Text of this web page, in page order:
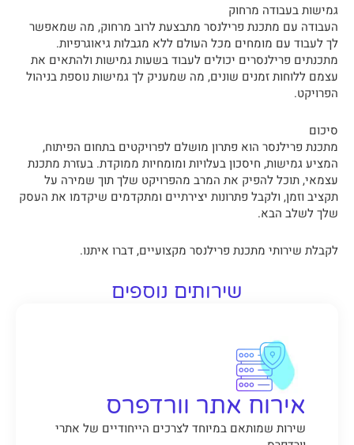
גמישות בעבודה מרחוק
העבודה עם מתכנת פרילנסר מתבצעת לרוב מרחוק, מה שמאפשר
לך לעבוד עם מומחים מכל העולם ללא מגבלות גיאוגרפיות.
מתכנתים פרילנסרים יכולים לעבוד בשעות גמישות ולהתאים את
עצמם ללוחות זמנים שונים, מה שמעניק לך גמישות נוספת בניהול
הפרויקט.
סיכום
מתכנת פרילנסר הוא פתרון מושלם לפרויקטים בתחום הפיתוח,
המציע גמישות, חיסכון בעלויות ומומחיות ממוקדת. בעזרת מתכנת
עצמאי, תוכל להפיק את המרב מהפרויקט שלך תוך שמירה על
תקציב וזמן, ולקבל פתרונות יצירתיים ומתקדמים שיקדמו את העסק
שלך לשלב הבא.
לקבלת שירותי מתכנת פרילנסר מקצועיים, דברו איתנו.
שירותים נוספים
אירוח אתר וורדפרס
שירות שמותאם במיוחד לצרכים הייחודיים של אתרי